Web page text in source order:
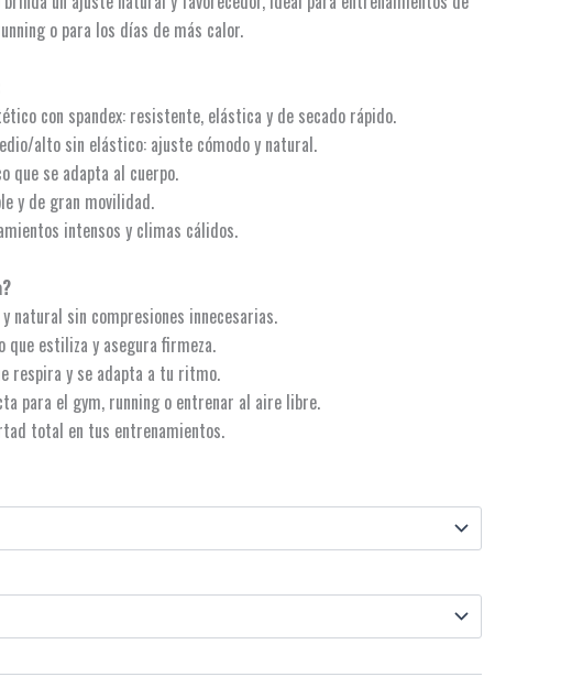
o para los días de más calor.
con spandex: resistente, elástica y de secado rápido.
alto sin elástico: ajuste cómodo y natural.
que se adapta al cuerpo.
y de gran movilidad.
intensos y climas cálidos.
natural sin compresiones innecesarias.
estiliza y asegura firmeza.
respira y se adapta a tu ritmo.
para el gym, running o entrenar al aire libre.
total en tus entrenamientos.